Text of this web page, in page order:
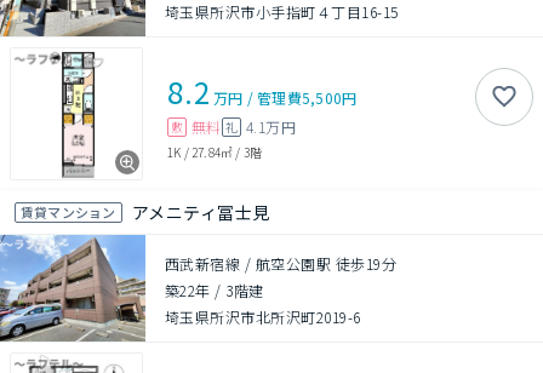
埼玉県所沢市小手指町４丁目16-15
8.2 万円 /管理費5,500円
敷 無料 礼 4.1万円
1K / 27.84㎡ / 3階
賃貸マンション アメニティ冨士見
西武新宿線 / 航空公園駅 徒歩19分
築22年 / 3階建
埼玉県所沢市北所沢町2019-6